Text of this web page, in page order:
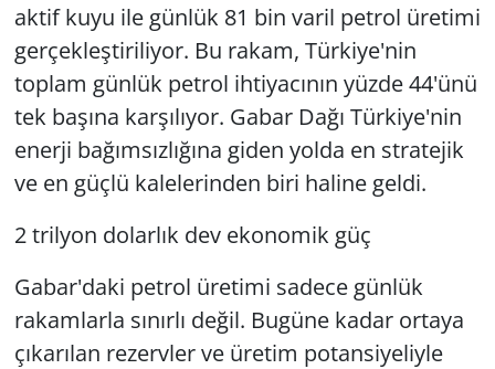
aktif kuyu ile günlük 81 bin varil petrol üretimi
gerçekleştiriliyor. Bu rakam, Türkiye'nin
toplam günlük petrol ihtiyacının yüzde 44'ünü
tek başına karşılıyor. Gabar Dağı Türkiye'nin
enerji bağımsızlığına giden yolda en stratejik
ve en güçlü kalelerinden biri haline geldi.
2 trilyon dolarlık dev ekonomik güç
Gabar'daki petrol üretimi sadece günlük
rakamlarla sınırlı değil. Bugüne kadar ortaya
çıkarılan rezervler ve üretim potansiyeliyle